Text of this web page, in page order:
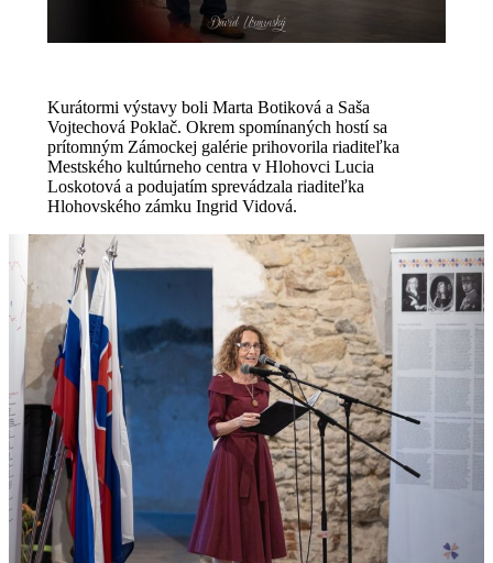
Kurátormi výstavy boli Marta Botiková a Saša
Vojtechová Poklač. Okrem spomínaných hostí sa
prítomným Zámockej galérie prihovorila riaditeľka
Mestského kultúrneho centra v Hlohovci Lucia
Loskotová a podujatím sprevádzala riaditeľka
Hlohovského zámku Ingrid Vidová.